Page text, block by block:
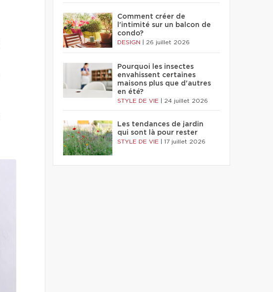
Comment créer de
l'intimité sur un balcon de
condo?
DESIGN 26 juillet 2026
Pourquoi les insectes
envahissent certaines
maisons plus que d'autres
en été?
STYLE DE VIE 24 juillet 2026
Les tendances de jardin
qui sont là pour rester
STYLE DE VIE 17 juillet 2026